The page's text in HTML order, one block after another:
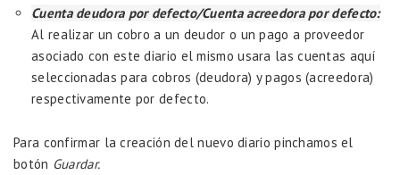
Cuenta deudora por defecto/Cuenta acreedora por defecto:
Al realizar un cobro a un deudor o un pago a proveedor
asociado con este diario el mismo usara las cuentas aquí
seleccionadas para cobros (deudora) y pagos (acreedora)
respectivamente por defecto.
Para confirmar la creación del nuevo diario pinchamos el
botón Guardar.